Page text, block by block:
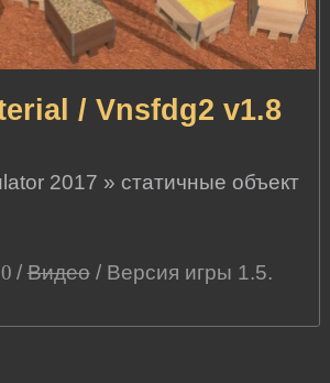
/ Vnsfdg2 v1.8
2017 » статичные объект
0 /Видео/ Версия игры 1.5.